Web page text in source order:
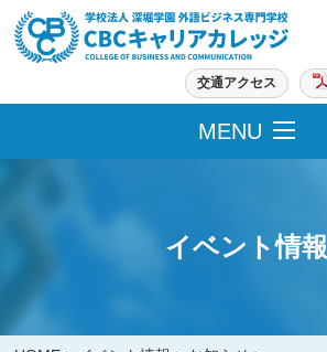
交通アクセス
MENU
イベント情報